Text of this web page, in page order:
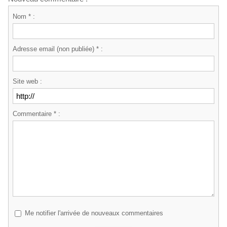
Nom * :
Adresse email (non publiée) * :
Site web :
Commentaire * :
Me notifier l'arrivée de nouveaux commentaires